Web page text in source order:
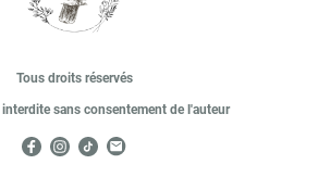
Tous droits réservés
sans consentement de l'auteur